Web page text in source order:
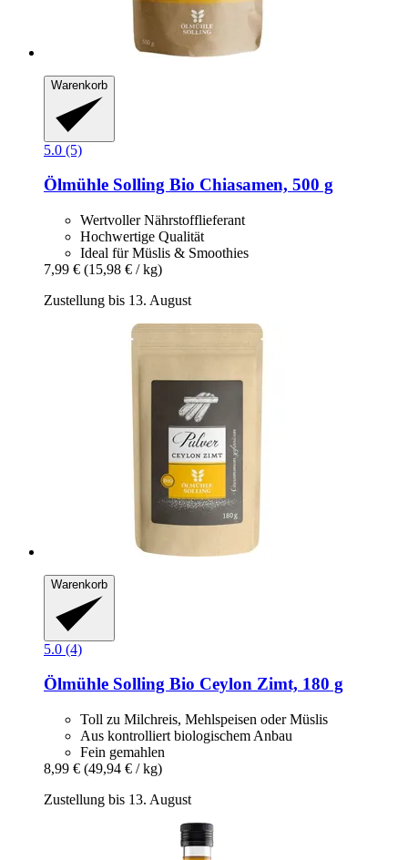
Warenkorb
5.0 (5)
Ölmühle Solling Bio Chiasamen, 500 g
Wertvoller Nährstofflieferant
Hochwertige Qualität
Ideal für Müslis & Smoothies
7,99 € (15,98 € / kg)
Zustellung bis 13. August
Warenkorb
5.0 (4)
Ölmühle Solling Bio Ceylon Zimt, 180 g
Toll zu Milchreis, Mehlspeisen oder Müslis
Aus kontrolliert biologischem Anbau
Fein gemahlen
8,99 € (49,94 € / kg)
Zustellung bis 13. August